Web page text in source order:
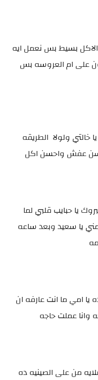
الاكل بسيط بس نعمل ايه
على ام العروسه بس
خالتي ولولا الطريقه
احسن عفش واحسن اكل
يا حبايب قلبي لما
يا سعيد وبعد ساعه
يا امي ما انت عارفه ان
وانا عملت حاجه
من على الصينيه ده